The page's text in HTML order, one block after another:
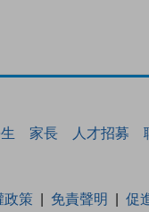
家長 人才招募
政策 免責聲明 促